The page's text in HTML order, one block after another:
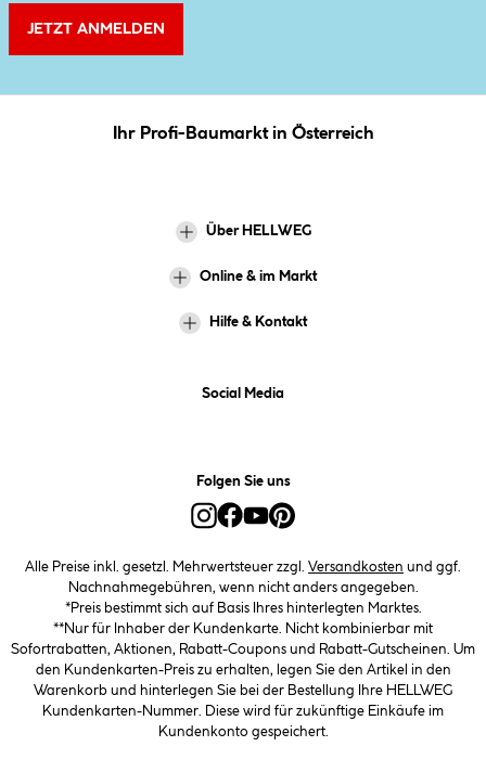
JETZT ANMELDEN
Ihr Profi-Baumarkt in Österreich
Über HELLWEG
Online & im Markt
Hilfe & Kontakt
Social Media
Folgen Sie uns
Alle Preise inkl. gesetzl. Mehrwertsteuer zzgl. Versandkosten und ggf.
Nachnahmegebühren, wenn nicht anders angegeben.
*Preis bestimmt sich auf Basis Ihres hinterlegten Marktes.
**Nur für Inhaber der Kundenkarte. Nicht kombinierbar mit
Sofortrabatten, Aktionen, Rabatt-Coupons und Rabatt-Gutscheinen. Um
den Kundenkarten-Preis zu erhalten, legen Sie den Artikel in den
Warenkorb und hinterlegen Sie bei der Bestellung Ihre HELLWEG
Kundenkarten-Nummer. Diese wird für zukünftige Einkäufe im
Kundenkonto gespeichert.